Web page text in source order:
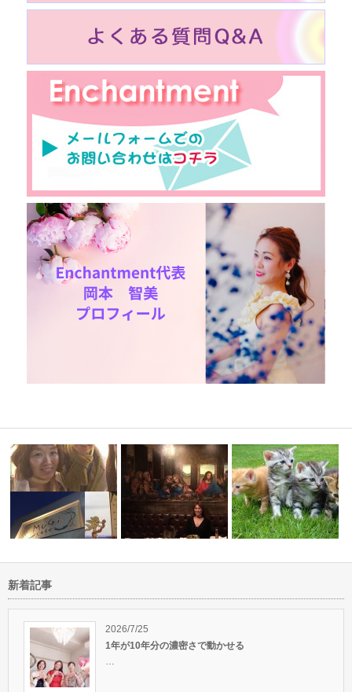
ならな
桑名癒しイベントご来場ありが
とうございま…
本当の自分を知る方法は光を受
け取る事から…
HP製作中です＾＾
新着記事
2026/7/25
1年が10年分の濃密さで動かせる